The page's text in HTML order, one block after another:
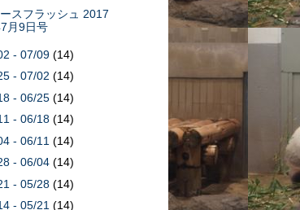
スフラッシュ 2017
月9日号
- 07/09 (14)
- 07/02 (14)
- 06/25 (14)
- 06/18 (14)
- 06/11 (14)
- 06/04 (14)
- 05/28 (14)
- 05/21 (14)